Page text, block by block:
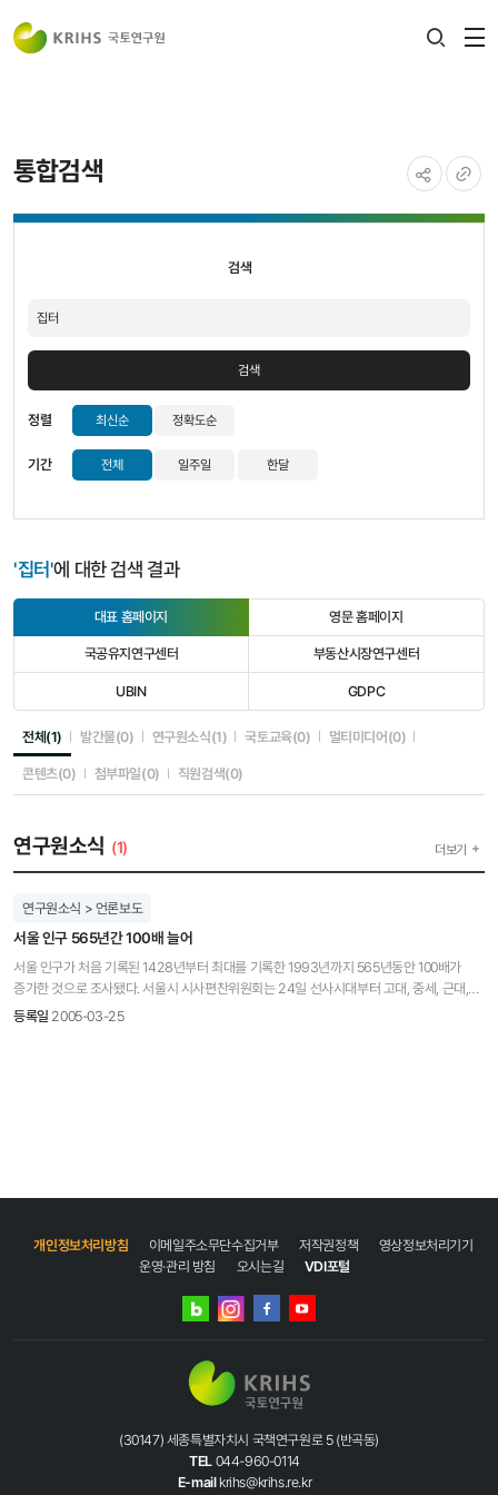
통합검색
검색
검색
정렬 최신순 정확도순
기간 전체 일주일 한달
'집터'에 대한 검색 결과
대표 홈페이지
선
택
됨
영문 홈페이지
선
택
안
됨
국공유지연구센터
선
택
안
됨
부동산시장연구센터
선
택
안
됨
UBIN
선
택
안
됨
GDPC
선
택
안
됨
전체(1) 선택됨발간물(0)선택안됨
연구원소식(1)선택안됨
국토교육(0)선택안됨
멀티미디어(0)선택안됨
콘텐츠(0)선택안됨
첨부파일(0)선택안됨
직원검색(0)
연구원소식 (1) 더보기
연구원소식 > 언론보도
서울 인구 565년간 100배 늘어
서울 인구가 처음 기록된 1428년부터 최대를 기록한 1993년까지 565년동안 100배가
증가한 것으로 조사됐다. 서울시 시사편찬위원회는 24일 선사시대부터 고대, 중세, 근대,
현대에 이르기까지 시대별 서울 인구의 규모와 구성, 인구변동의 배경과 원인, 사회적
살았던 것으로 추정됐다. 1993년을 정점으로 점점 줄어들고 있는 서울의 인구는 지난해
만든 서울인구사는 지하철 2호선 을지로입구역∼시청역에 위치한 서울시 정기간행물
판매처 ‘하이서울 북스토어(2171-2126)’와 교보·영풍문고 등 시내 주요서점에서 2만
등록일 2005-03-25
개인정보처리방침 이메일주소무단수집거부 저작권정책
영상정보처리기기
운영·관리 방침
오시는길 VDI포털
네이버
인스타그램
(30147) 세종특별자치시 국책연구원로 5 (반곡동)
TEL 044-960-0114
E-mail krihs@krihs.re.kr